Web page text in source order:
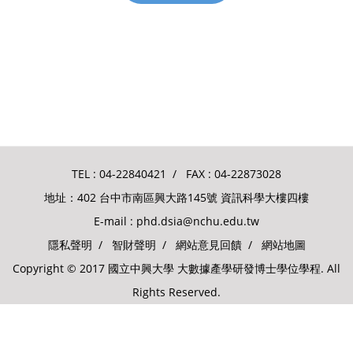
TEL : 04-22840421 / FAX : 04-22873028
地址：402 台中市南區興大路145號 資訊科學大樓四樓
E-mail : phd.dsia@nchu.edu.tw
隱私聲明 / 智財聲明 / 網站意見回饋/ 網站地圖
Copyright © 2017 國立中興大學 大數據產學研發博士學位學程. All
Rights Reserved.